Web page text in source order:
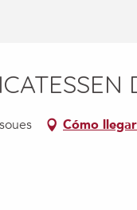
Cómo llegar